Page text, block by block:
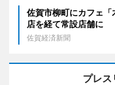
佐賀市柳町にカフェ
店を経て常設店舗に
佐賀経済新聞
プレス